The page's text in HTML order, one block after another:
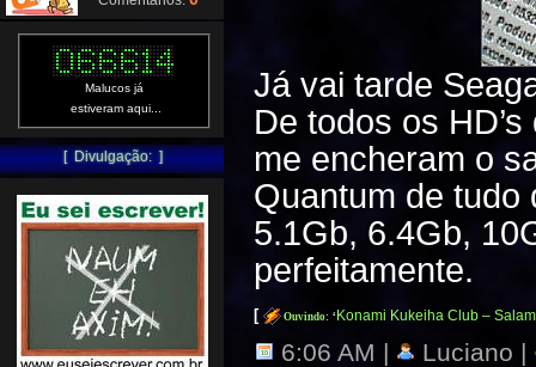
Já vai tarde
De todos os
me encheram o
Quantum de tudo
5.1Gb, 6.4Gb,
perfeitamente.
[ Ouvindo: ‘ Konami Kukeiha Club –
6:06 AM | Luciano |
Malucos já
estiveram aqui...
[ Divulgação: ]